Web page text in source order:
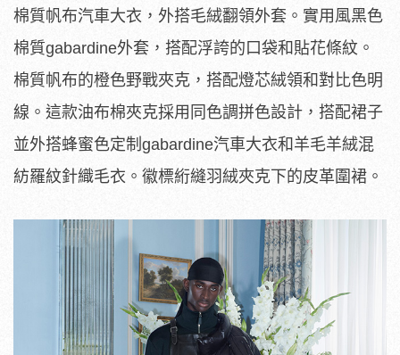
棉質帆布汽車大衣，外搭毛絨翻領外套。實用風黑色
棉質gabardine外套，搭配浮誇的口袋和貼花條紋。
棉質帆布的橙色野戰夾克，搭配燈芯絨領和對比色明
線。這款油布棉夾克採用同色調拼色設計，搭配裙子
並外搭蜂蜜色定制gabardine汽車大衣和羊毛羊絨混
紡羅紋針織毛衣。徽標絎縫羽絨夾克下的皮革圍裙。